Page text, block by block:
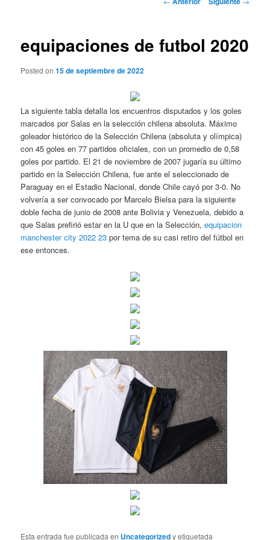
equipaciones de futbol 2020
Posted on15 de septiembre de 2022
La siguiente tabla detalla los encuentros disputados y los goles
marcados por Salas en la selección chilena absoluta. Máximo
goleador histórico de la Selección Chilena (absoluta y olímpica)
con 45 goles en 77 partidos oficiales, con un promedio de 0,58
goles por partido. El 21 de noviembre de 2007 jugaría su último
partido en la Selección Chilena, fue ante el seleccionado de
Paraguay en el Estadio Nacional, donde Chile cayó por 3-0. No
volvería a ser convocado por Marcelo Bielsa para la siguiente
doble fecha de junio de 2008 ante Bolivia y Venezuela, debido a
que Salas prefirió estar en la U que en la Selección,equipacion
manchester city 2022 23 por tema de su casi retiro del fútbol en
ese entonces.
Esta entrada fue publicada en Uncategorizedy etiquetada